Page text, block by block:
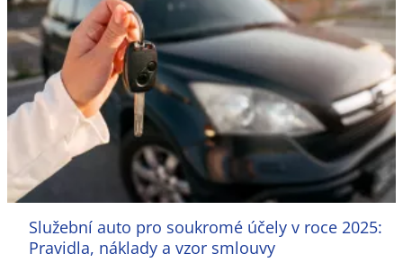
Služební auto pro soukromé účely v roce 2025:
Pravidla, náklady a vzor smlouvy